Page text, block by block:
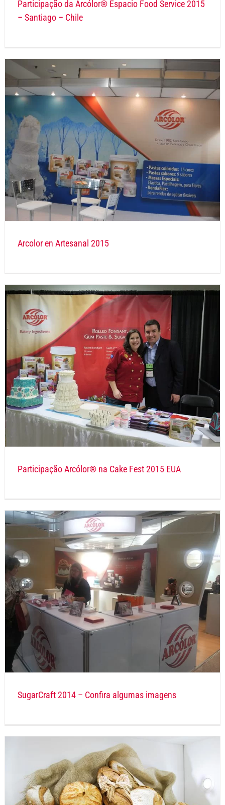
Participação da Arcólor® Espacio Food Service 2015
– Santiago – Chile
Arcolor en Artesanal 2015
Participação Arcólor® na Cake Fest 2015 EUA
SugarCraft 2014 – Confira algumas imagens